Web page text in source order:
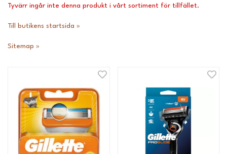
Tyvärr ingår inte denna produkt i vårt sortiment för tillfället.
Till butikens startsida »
Sitemap »